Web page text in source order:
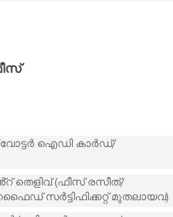
വോട്ടർ ഐഡി കാർഡ്/
തെളിവ് (ഫീസ് രസീത്/
സർട്ടിഫിക്കറ്റ് മുതലായവ)